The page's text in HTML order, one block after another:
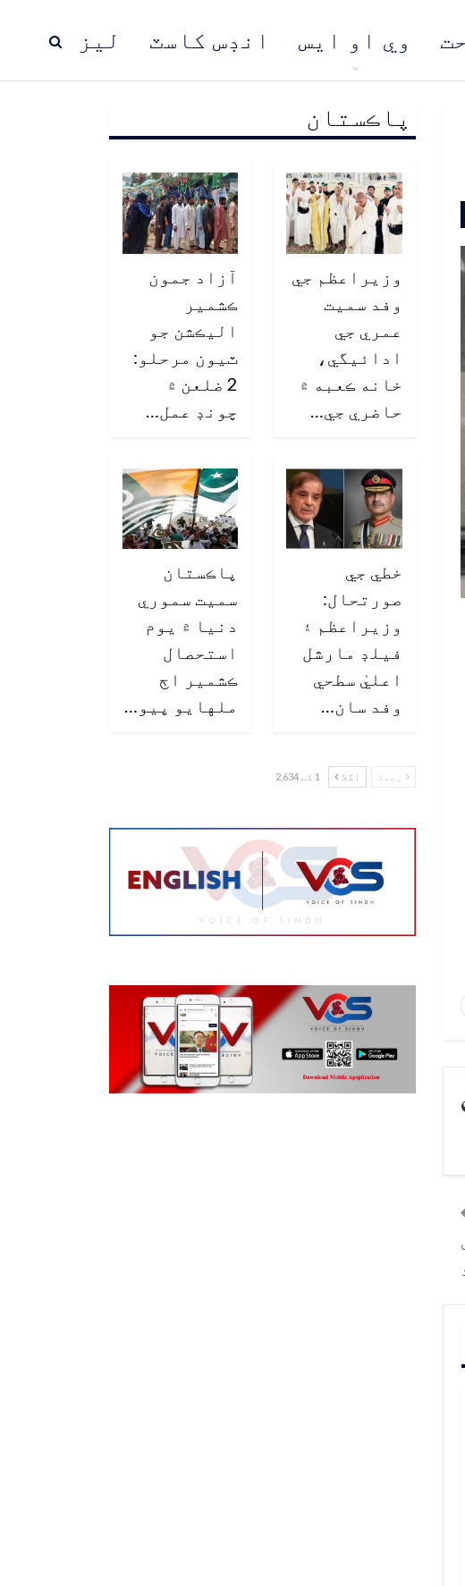
ليز انڊس کاسٽ وي او ايس
پاڪستان مُنڍ
پاڪستان
وزيراعظم جي
وفد سميت
عمري جي
ادائيگي،
خانه ڪعبه ۾
حاضري جي…
آزاد جمون
ڪشمير
اليڪشن جو
ٽيون مرحلو:
2 ضلعن ۾
چونڊ عمل…
خطي جي
صورتحال:
وزيراعظم ۽
فيلڊ مارشل
اعليٰ سطحي
وفد سان…
پاڪستان
سميت سموري
دنيا ۾ يوم
استحصال
ڪشمير اڄ
ملهايو پيو…
پچھلا اگلا 1 کے 2,634